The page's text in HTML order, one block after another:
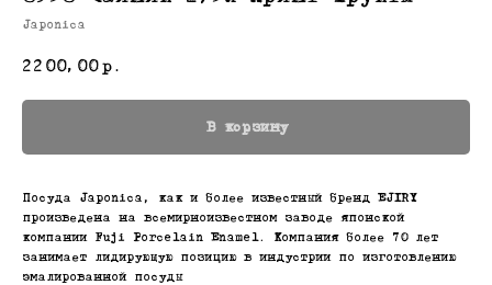
Japonica
2200,00 р.
В корзину
Посуда Japonica, как и более известный бренд EJIRY
произведена на всемирноизвестном заводе японской
компании Fuji Porcelain Enamel. Компания более 70 лет
занимает лидирующую позицию в индустрии по изготовлению
эмалированной посуды